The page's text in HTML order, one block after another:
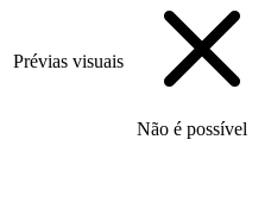
Prévias visuais
Não é possível